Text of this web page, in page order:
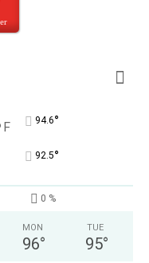
F 94.6°
92.5°
0 %
MON
96°
TUE
95°